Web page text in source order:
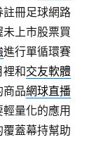
冊足球網路
上市股票買
進行單循環賽
裡和交友軟體
商品網球直播
量化的應用
蓋幕持幫助